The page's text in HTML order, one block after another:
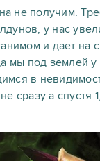
не получим.
у нас
и дает на
под землей у
в
сразу а спустя